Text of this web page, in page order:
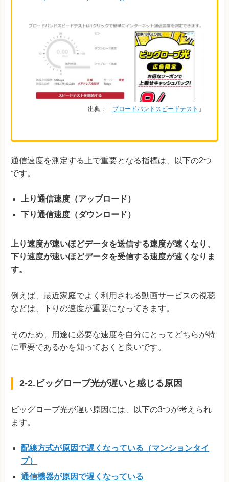
出典：「 ブロードバンドスピードテスト 」
通信速度を測定する上で重要となる指標は、以下の2つ
です。
上り通信速度（アップロード）
下り通信速度（ダウンロード）
上り速度が速いほどデータを送信する速度が速くなり、
下り速度が速いほどデータを受信する速度が速くなりま
す。
例えば、最近家庭でよく利用される動画サービスの視聴
などは、下りの速度が重要になってきます。
そのため、用途に必要な速度を自分にとってどちらが特
に重要であるかを知っておくと良いです。
2-2.ビッグローブ光が遅いと感じる原因
ビッグローブ光が遅い原因には、以下の3つが考えられ
ます。
配線方式が原因で遅くなっている（マンションタイ
プ）
通信機器が原因で遅くなっている